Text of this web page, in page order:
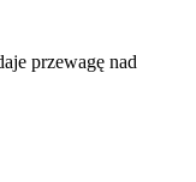
przewagę nad